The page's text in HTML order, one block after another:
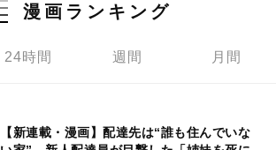
漫画ランキング
24時間 週間 月間
【新連載・漫画】配達先は“誰も住んでいな